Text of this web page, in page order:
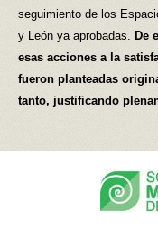
seguimiento de los
y León ya aprobadas.
De
esas acciones a la
fueron planteadas
tanto, justificando